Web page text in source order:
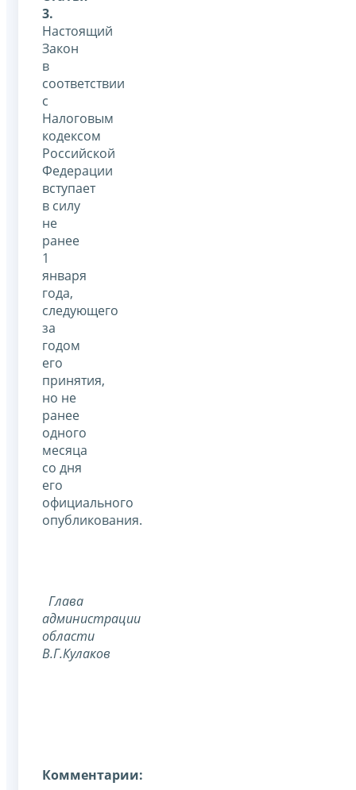
3.
Настоящий
Закон
в
соответствии
с
Налоговым
кодексом
Российской
Федерации
вступает
в силу
не
ранее
1
января
года,
следующего
за
годом
его
принятия,
но не
ранее
одного
месяца
со дня
его
официального
опубликования.
Глава
администрации
области
В.Г.Кулаков
Комментарии: